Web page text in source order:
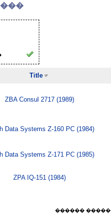
Title
ZBA Consul 2717 (1989)
Data Systems Z-160 PC (1984)
Data Systems Z-171 PC (1985)
ZPA IQ-151 (1984)
������ ������